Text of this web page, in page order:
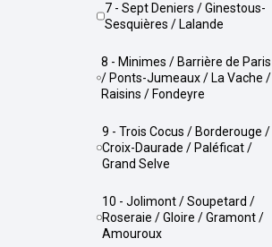
7 - Sept Deniers / Ginestous-
Sesquières / Lalande
8 - Minimes / Barrière de Paris
/ Ponts-Jumeaux / La Vache /
Raisins / Fondeyre
9 - Trois Cocus / Borderouge /
Croix-Daurade / Paléficat /
Grand Selve
10 - Jolimont / Soupetard /
Roseraie / Gloire / Gramont /
Amouroux